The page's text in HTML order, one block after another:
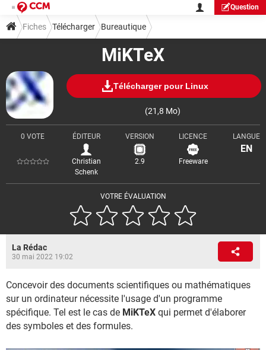
Question
MiKTeX
Télécharger pour Linux
(21,8 Mo)
VOTRE ÉVALUATION
0 VOTE ÉDITEUR
Christian
Schenk
VERSION
2.9
LICENCE
Freeware
LANGUE
EN
Fiches Télécharger Bureautique
La Rédac
30 mai 2022 19:02
Concevoir des documents scientifiques ou mathématiques
sur un ordinateur nécessite l'usage d'un programme
spécifique. Tel est le cas de MiKTeX qui permet d'élaborer
des symboles et des formules.